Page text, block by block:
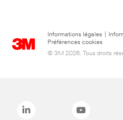
Informations légales
Préférences cookies
© 3M 2026. Tous droits